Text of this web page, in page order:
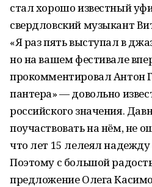
стал хорошо известный
свердловский музыкант
«Я раз пять выступал в
но на вашем фестивале
прокомментировал Антон
пантера» — довольно
российского значения.
поучаствовать на нём, не
что лет 15 лелеял
Поэтому с большой
предложение Олега